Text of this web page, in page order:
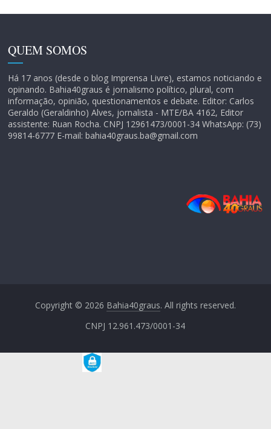
QUEM SOMOS
Há 17 anos (desde o blog Imprensa Livre), estamos noticiando e
opinando. Bahia40graus é jornalismo político, plural, com
informação, opinião, questionamentos e debate. Editor: Carlos
Geraldo (Geraldinho) Alves, jornalista - MTE/BA 4162, Editor
assistente: Ruan Rocha. CNPJ 12961473/0001-34 WhatsApp: (73)
99814-6777 E-mail: bahia40graus.ba@gmail.com
Copyright © 2026 Bahia40graus. All rights reserved.
CNPJ 12.961.473/0001-34